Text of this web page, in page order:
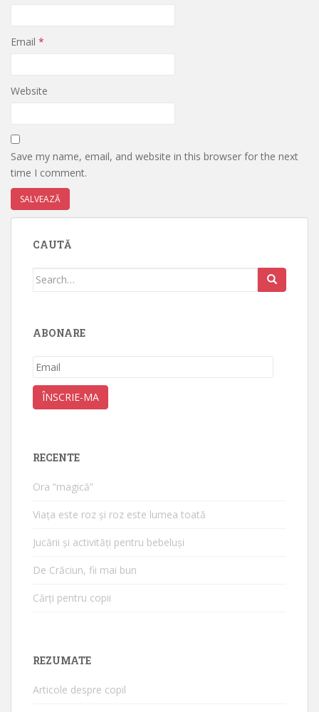
Email *
Website
Save my name, email, and website in this browser for the next
time I comment.
CAUTĂ
Search
ABONARE
Email
ÎNSCRIE-MA
RECENTE
Ora “magică”
Viața este roz și roz este lumea toată
Jucării și activități pentru bebeluși
De Crăciun, fii mai bun
Cărți pentru copii
REZUMATE
Articole despre copil